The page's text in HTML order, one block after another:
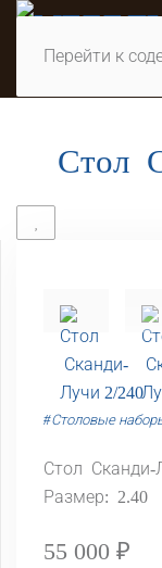
Перейти к
Стол
#Столовые
Стол Сканди-
Размер: 2.40
55 000 ₽